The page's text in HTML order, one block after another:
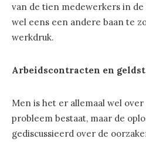
van de tien medewerkers in
wel eens een andere baan te
werkdruk.
Arbeidscontracten en
Men is het er allemaal wel
probleem bestaat, maar de
gediscussieerd over de